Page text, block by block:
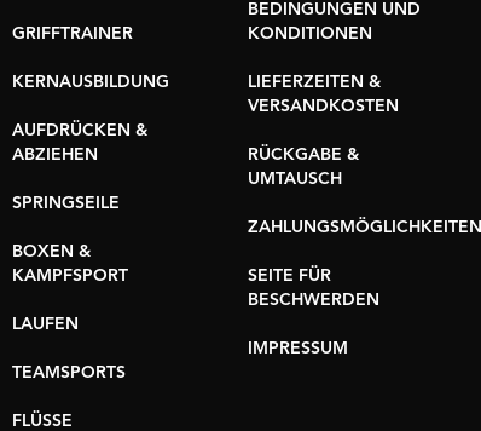
GRIFFTRAINER
KERNAUSBILDUNG
AUFDRÜCKEN &
ABZIEHEN
SPRINGSEILE
BOXEN &
KAMPFSPORT
LAUFEN
TEAMSPORTS
FLÜSSE
BEDINGUNGEN UND
KONDITIONEN
LIEFERZEITEN &
VERSANDKOSTEN
RÜCKGABE &
UMTAUSCH
ZAHLUNGSMÖGLICHKEITEN
SEITE FÜR
BESCHWERDEN
IMPRESSUM